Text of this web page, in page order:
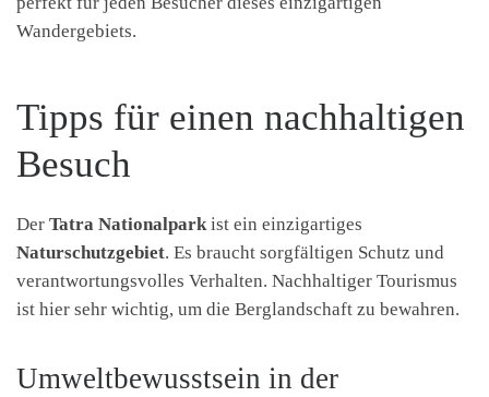
Wandergebiets.
Tipps für einen nachhaltigen
Besuch
Der Tatra Nationalparkist ein einzigartiges
Naturschutzgebiet. Es braucht sorgfältigen Schutz und
verantwortungsvolles Verhalten. Nachhaltiger Tourismus
ist hier sehr wichtig, um die Berglandschaft zu bewahren.
Umweltbewusstsein in der